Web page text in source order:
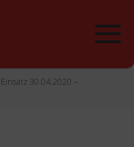
Einsatz 30.04.2020 –